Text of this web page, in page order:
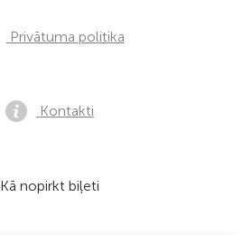
Privātuma politika
Kontakti
Kā nopirkt biļeti